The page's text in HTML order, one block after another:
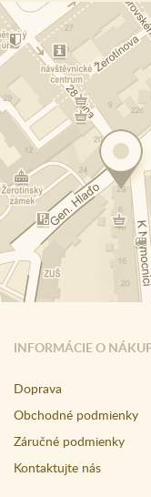
INFORMÁCIE O
Doprava
Obchodné podmienky
Záručné podmienky
Kontaktujte nás